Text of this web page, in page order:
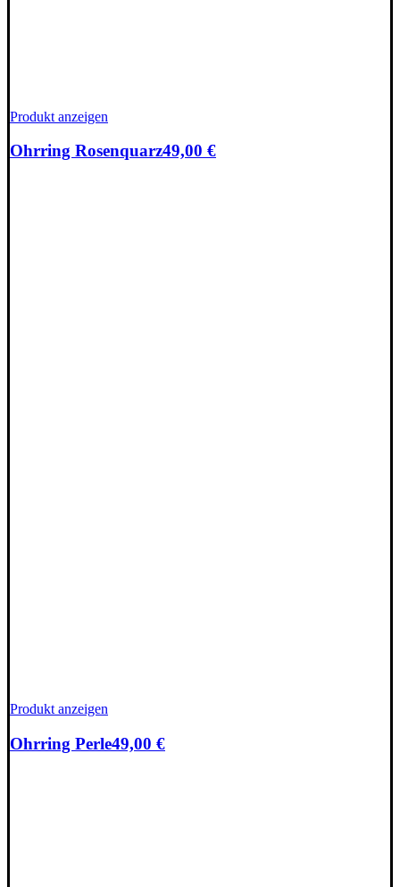
Produkt anzeigen
Ohrring Rosenquarz49,00 €
Produkt anzeigen
Ohrring Perle49,00 €